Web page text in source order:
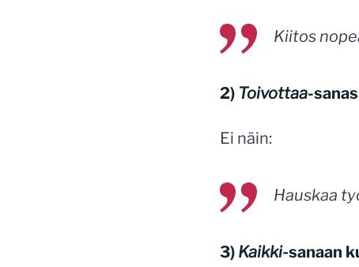
Kiitos
2) Toivottaa-
Ei näin:
Hauskaa
3) Kaikki-sanaan